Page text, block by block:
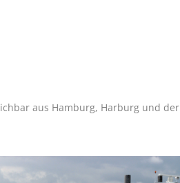
aus Hamburg, Harburg und der